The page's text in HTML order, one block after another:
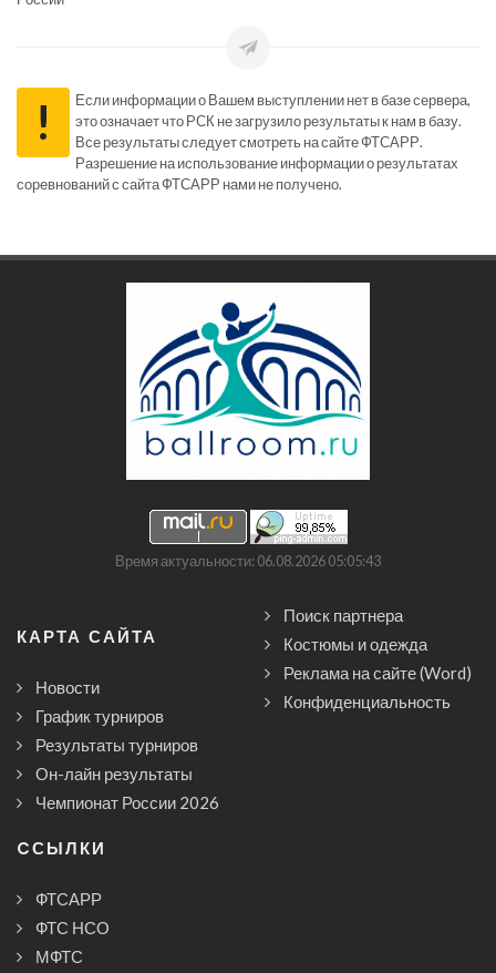
!
Если информации о Вашем выступлении нет в базе сервера,
это означает что РСК не загрузило результаты к нам в базу.
Все результаты следует смотреть на сайте ФТСАРР.
Разрешение на использование информации о результатах
соревнований с сайта ФТСАРР нами не получено.
Время актуальности: 06.08.2026 05:05:43
КАРТА САЙТА
Новости
График турниров
Результаты турниров
Он-лайн результаты
Чемпионат России 2026
Поиск партнера
Костюмы и одежда
Реклама на сайте (Word)
Конфиденциальность
CСЫЛКИ
ФТСАРР
ФТС НСО
МФТС